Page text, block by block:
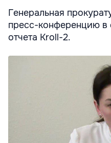
Генеральная
пресс-конференцию в
отчета Kroll-2.